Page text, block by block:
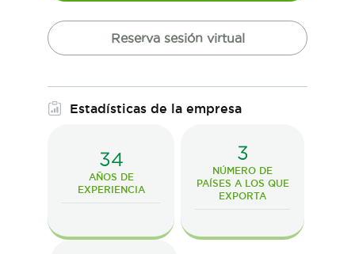
Reserva sesión virtual
Estadísticas de la empresa
34
AÑOS DE
EXPERIENCIA
3
NÚMERO DE
PAÍSES A LOS QUE
EXPORTA